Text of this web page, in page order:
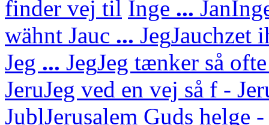
finder vej til Inge ... Jan
wähnt Jauc ... JegJauchzet
Jeg ... JegJeg tænker så
JeruJeg ved en vej så f -
JublJerusalem Guds helge